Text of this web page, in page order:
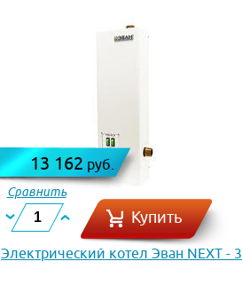
13 162 руб.
Сравнить
Купить
Электрический котел Эван NEXT - 3